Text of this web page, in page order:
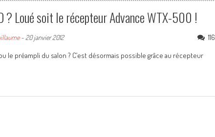
? Loué soit le récepteur Advance WTX-500 !
- 20 janvier 2012
116
le préampli du salon ? C’est désormais possible grâce au récepteur